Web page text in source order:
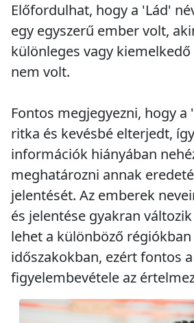
Előfordulhat, hogy a 'Lád'
egy egyszerű ember volt,
különleges vagy
nem volt.
Fontos megjegyezni, hogy a
ritka és kevésbé elterjedt, így
információk hiányában
meghatározni annak
jelentését. Az emberek
és jelentése gyakran
lehet a különböző régiókban
időszakokban, ezért fontos
figyelembevétele az